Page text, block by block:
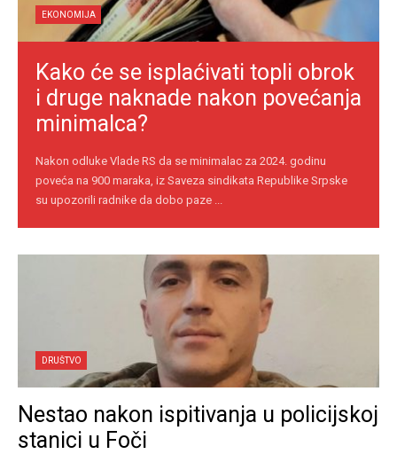
EKONOMIJA
Kako će se isplaćivati topli obrok
i druge naknade nakon povećanja
minimalca?
Nakon odluke Vlade RS da se minimalac za 2024. godinu
poveća na 900 maraka, iz Saveza sindikata Republike Srpske
su upozorili radnike da dobo paze ...
DRUŠTVO
Nestao nakon ispitivanja u policijskoj
stanici u Foči